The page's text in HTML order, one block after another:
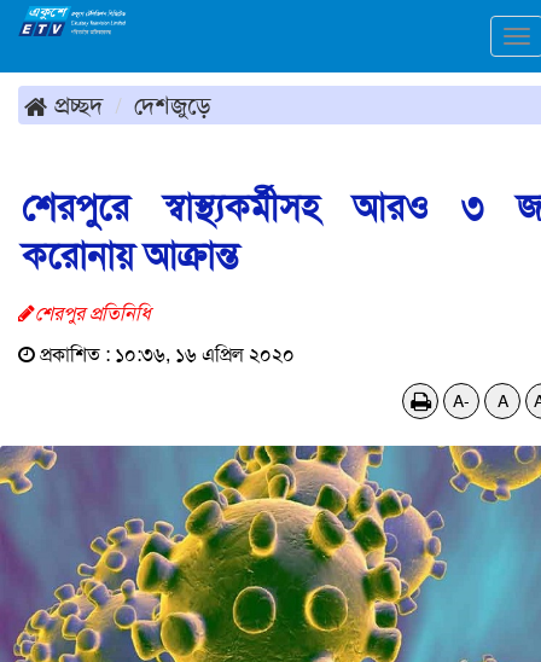
প্রচ্ছদ দেশজুড়ে
শেরপুরে স্বাস্থ্যকর্মীসহ আরও ৩
করোনায় আক্রান্ত
শেরপুর প্রতিনিধি
প্রকাশিত : ১০:৩৬, ১৬ এপ্রিল ২০২০
A- A